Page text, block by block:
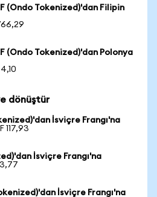
(Ondo Tokenized)'dan Filipin
(Ondo Tokenized)'dan Polonya
dönüştür
İsviçre Frangı'na
117,93
İsviçre Frangı'na
İsviçre Frangı'na